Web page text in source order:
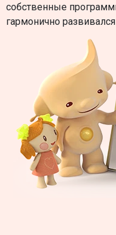
собственные
гармонично